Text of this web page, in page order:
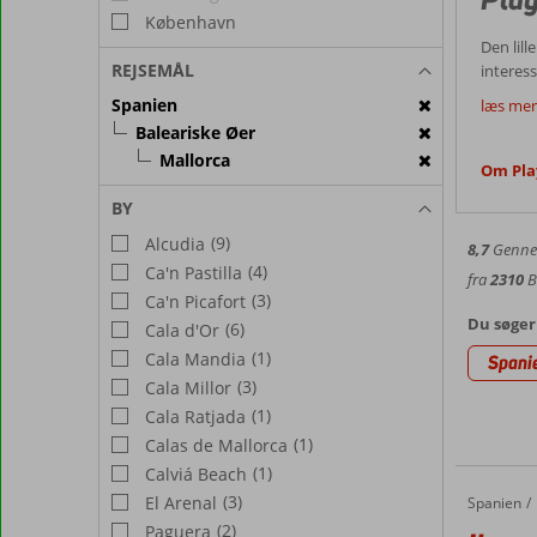
København
REJSEMÅL
Spanien
Baleariske Øer
Mallorca
BY
Alcudia (9)
Ca'n Pastilla (4)
Ca'n Picafort (3)
Cala d'Or (6)
Cala Mandia (1)
Cala Millor (3)
Cala Ratjada (1)
Calas de Mallorca (1)
Calviá Beach (1)
El Arenal (3)
Paguera (2)
Den
skøn
Billig
klitter,
De
efter
Playa
I Playa
trendy
Hos
din
læs
Om
8,7
fra2310
Du
Forside
Spanien
Iberostar Waves Alcudia Park